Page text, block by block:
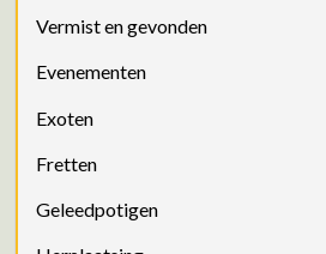
Vermist en gevonden
Evenementen
Exoten
Fretten
Geleedpotigen